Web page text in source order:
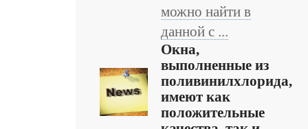
можно найти в
данной с ...
Окна,
выполненные из
поливинилхлорида,
имеют как
положительные